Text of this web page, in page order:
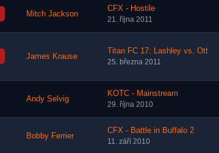
Mitch Jackson
CFX - Hostile
21. října 2011
James Krause
Titan FC 17: Lashley vs. Ott
25. března 2011
Andy Selvig
KOTC - Mainstream
29. října 2010
Bobby Ferrier
CFX - Battle in Buffalo 2
11. září 2010